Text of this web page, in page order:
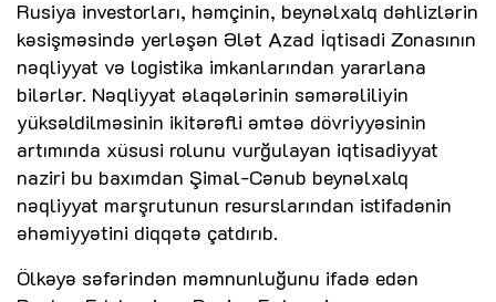
Rusiya investorları, həmçinin, beynəlxalq dəhlizlərin
kəsişməsində yerləşən Ələt Azad İqtisadi Zonasının
nəqliyyat və logistika imkanlarından yararlana
bilərlər. Nəqliyyat əlaqələrinin səmərəliliyin
yüksəldilməsinin ikitərəfli əmtəə dövriyyəsinin
artımında xüsusi rolunu vurğulayan iqtisadiyyat
naziri bu baxımdan Şimal-Cənub beynəlxalq
nəqliyyat marşrutunun resurslarından istifadənin
əhəmiyyətini diqqətə çatdırıb.
Ölkəyə səfərindən məmnunluğunu ifadə edən